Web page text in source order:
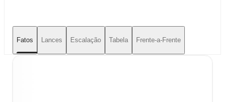
Fatos Lances Escalação Tabela Frente-a-Frente